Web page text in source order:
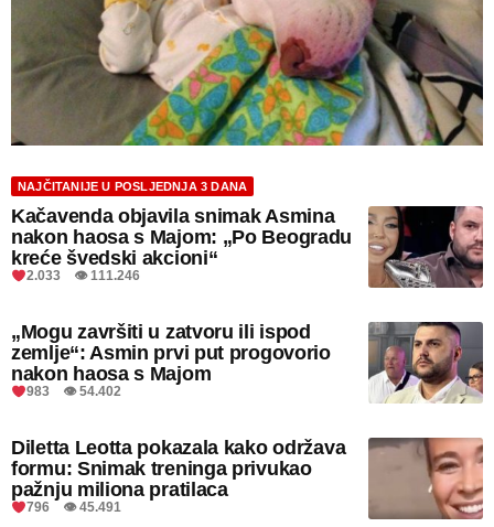
NAJČITANIJE U POSLJEDNJA 3 DANA
Kačavenda objavila snimak Asmina
nakon haosa s Majom: „Po Beogradu
kreće švedski akcioni“
2.033 👁 111.246
„Mogu završiti u zatvoru ili ispod
zemlje“: Asmin prvi put progovorio
nakon haosa s Majom
983 👁 54.402
Diletta Leotta pokazala kako održava
formu: Snimak treninga privukao
pažnju miliona pratilaca
796 👁 45.491